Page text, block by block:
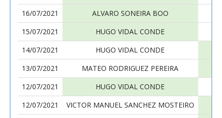
16/07/2021
ALVARO SONEIRA BOO
15/07/2021
HUGO VIDAL CONDE
14/07/2021
HUGO VIDAL CONDE
13/07/2021
MATEO RODRIGUEZ PEREIRA
12/07/2021
HUGO VIDAL CONDE
12/07/2021
VICTOR MANUEL SANCHEZ MOSTEIRO